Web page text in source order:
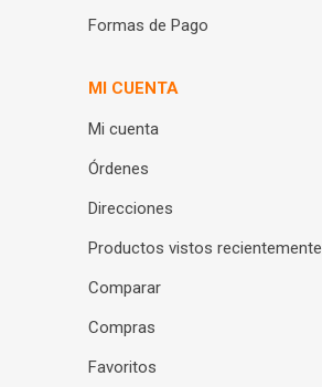
Formas de Pago
MI CUENTA
Mi cuenta
Órdenes
Direcciones
Productos vistos recientemente
Comparar
Compras
Favoritos